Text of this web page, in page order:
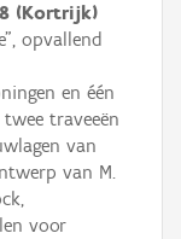
(Kortrijk)
opvallend
en één
traveeën
van
van M.
voor